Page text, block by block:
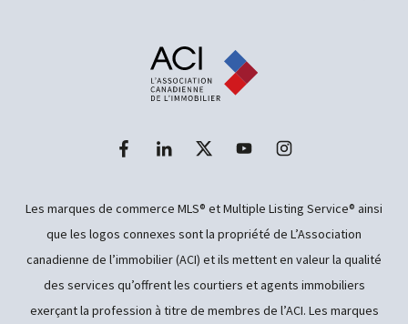
Les marques de commerce MLS® et Multiple Listing Service® ainsi
que les logos connexes sont la propriété de L’Association
canadienne de l’immobilier (ACI) et ils mettent en valeur la qualité
des services qu’offrent les courtiers et agents immobiliers
exerçant la profession à titre de membres de l’ACI. Les marques